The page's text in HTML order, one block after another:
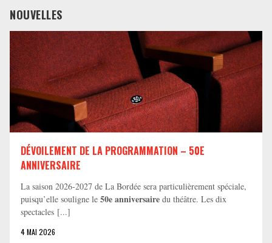
NOUVELLES
DÉVOILEMENT DE LA PROGRAMMATION – 50E
ANNIVERSAIRE
La saison 2026-2027 de La Bordée sera particulièrement spéciale,
puisqu’elle souligne le 50e anniversaire du théâtre. Les dix
spectacles [...]
4 MAI 2026